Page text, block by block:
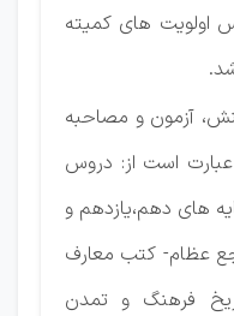
اولویت های کمیته
آزمون و مصاحبه
است از: دروس
های دهم،یازدهم و
عظام- کتب معارف
فرهنگ و تمدن